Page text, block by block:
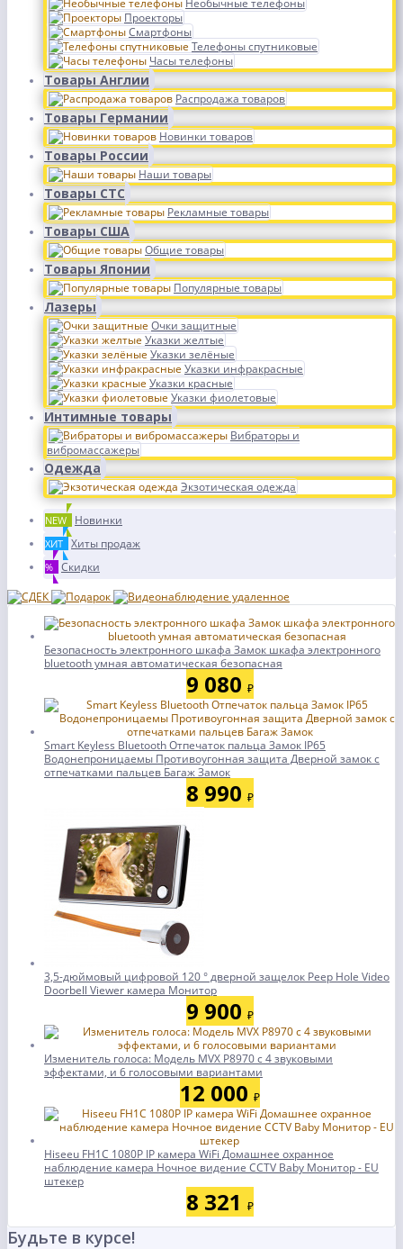
Необычные телефоны
Проекторы
Смартфоны
Телефоны спутниковые
Часы телефоны
Товары Англии
Распродажа товаров
Товары Германии
Новинки товаров
Товары России
Наши товары
Товары СТС
Рекламные товары
Товары США
Общие товары
Товары Японии
Популярные товары
Лазеры
Очки защитные
Указки желтые
Указки зелёные
Указки инфракрасные
Указки красные
Указки фиолетовые
Интимные товары
Вибраторы и
вибромассажеры
Одежда
Экзотическая одежда
NEW Новинки
ХИТ Хиты продаж
% Скидки
Безопасность электронного шкафа Замок шкафа электронного
bluetooth умная автоматическая безопасная
9 080 ₽
Smart Keyless Bluetooth Отпечаток пальца Замок IP65
Водонепроницаемы Противоугонная защита Дверной замок с
отпечатками пальцев Багаж Замок
8 990 ₽
3,5-дюймовый цифровой 120 ° дверной защелок Peep Hole Video
Doorbell Viewer камера Монитор
9 900 ₽
Изменитель голоса: Модель MVX P8970 с 4 звуковыми
эффектами, и 6 голосовыми вариантами
12 000 ₽
Hiseeu FH1C 1080P IP камера WiFi Домашнее охранное
наблюдение камера Ночное видение CCTV Baby Монитор - EU
штекер
8 321 ₽
Будьте в курсе!